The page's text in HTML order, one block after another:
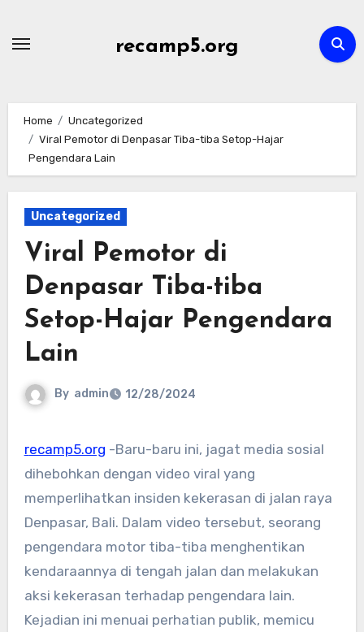
recamp5.org
Home
Uncategorized
Viral Pemotor di Denpasar Tiba-tiba Setop-Hajar
Pengendara Lain
Uncategorized
Viral Pemotor di
Denpasar Tiba-tiba
Setop-Hajar Pengendara
Lain
By admin 12/28/2024
recamp5.org -Baru-baru ini, jagat media sosial
dihebohkan dengan video viral yang
memperlihatkan insiden kekerasan di jalan raya
Denpasar, Bali. Dalam video tersebut, seorang
pengendara motor tiba-tiba menghentikan
kendaraannya di tengah jalan dan melakukan
aksi kekerasan terhadap pengendara lain.
Kejadian ini menuai perhatian publik, memicu